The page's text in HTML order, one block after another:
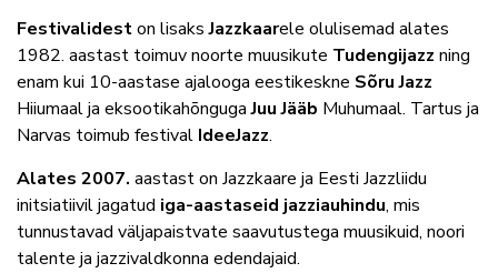
Festivalideston lisaksJazzkaarele olulisemad alates
1982. aastast toimuv noorte muusikute Tudengijazz ning
enam kui 10-aastase ajalooga eestikeskne Sõru Jazz
Hiiumaal ja eksootikahõngugaJuu Jääb Muhumaal. Tartus ja
Narvas toimub festival IdeeJazz.
Alates 2007. aastast on Jazzkaare ja Eesti Jazzliidu
initsiatiivil jagatud iga-aastaseid jazziauhindu, mis
tunnustavad väljapaistvate saavutustega muusikuid, noori
talente ja jazzivaldkonna edendajaid.